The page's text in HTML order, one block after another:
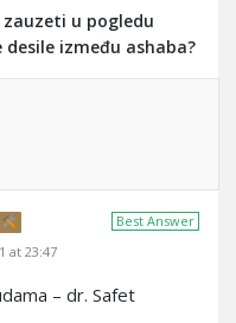
u pogledu
između ashaba?
Best Answer
at 23:47
– dr. Safet